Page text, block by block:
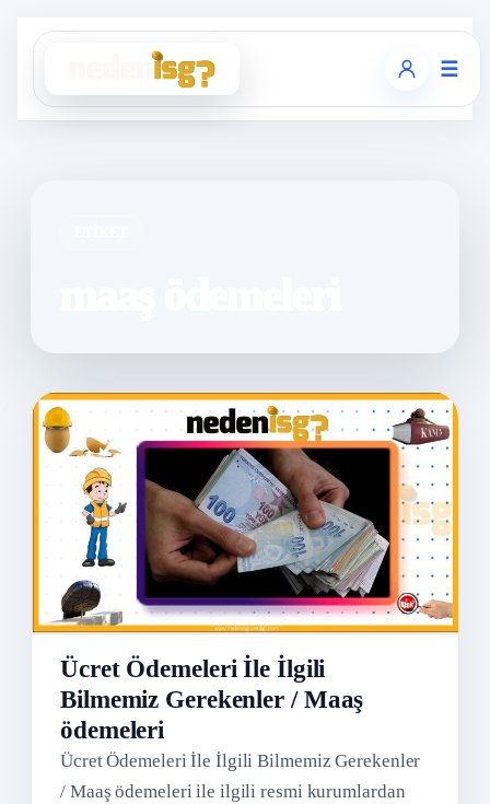
☰
Ücret Ödemeleri İle İlgili
Bilmemiz Gerekenler / Maaş
ödemeleri
Ücret Ödemeleri İle İlgili Bilmemiz Gerekenler
/ Maaş ödemeleri ile ilgili resmi kurumlardan